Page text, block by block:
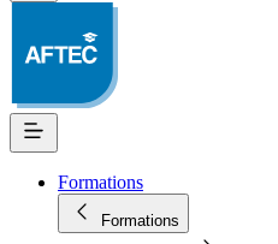
Formations
Formations